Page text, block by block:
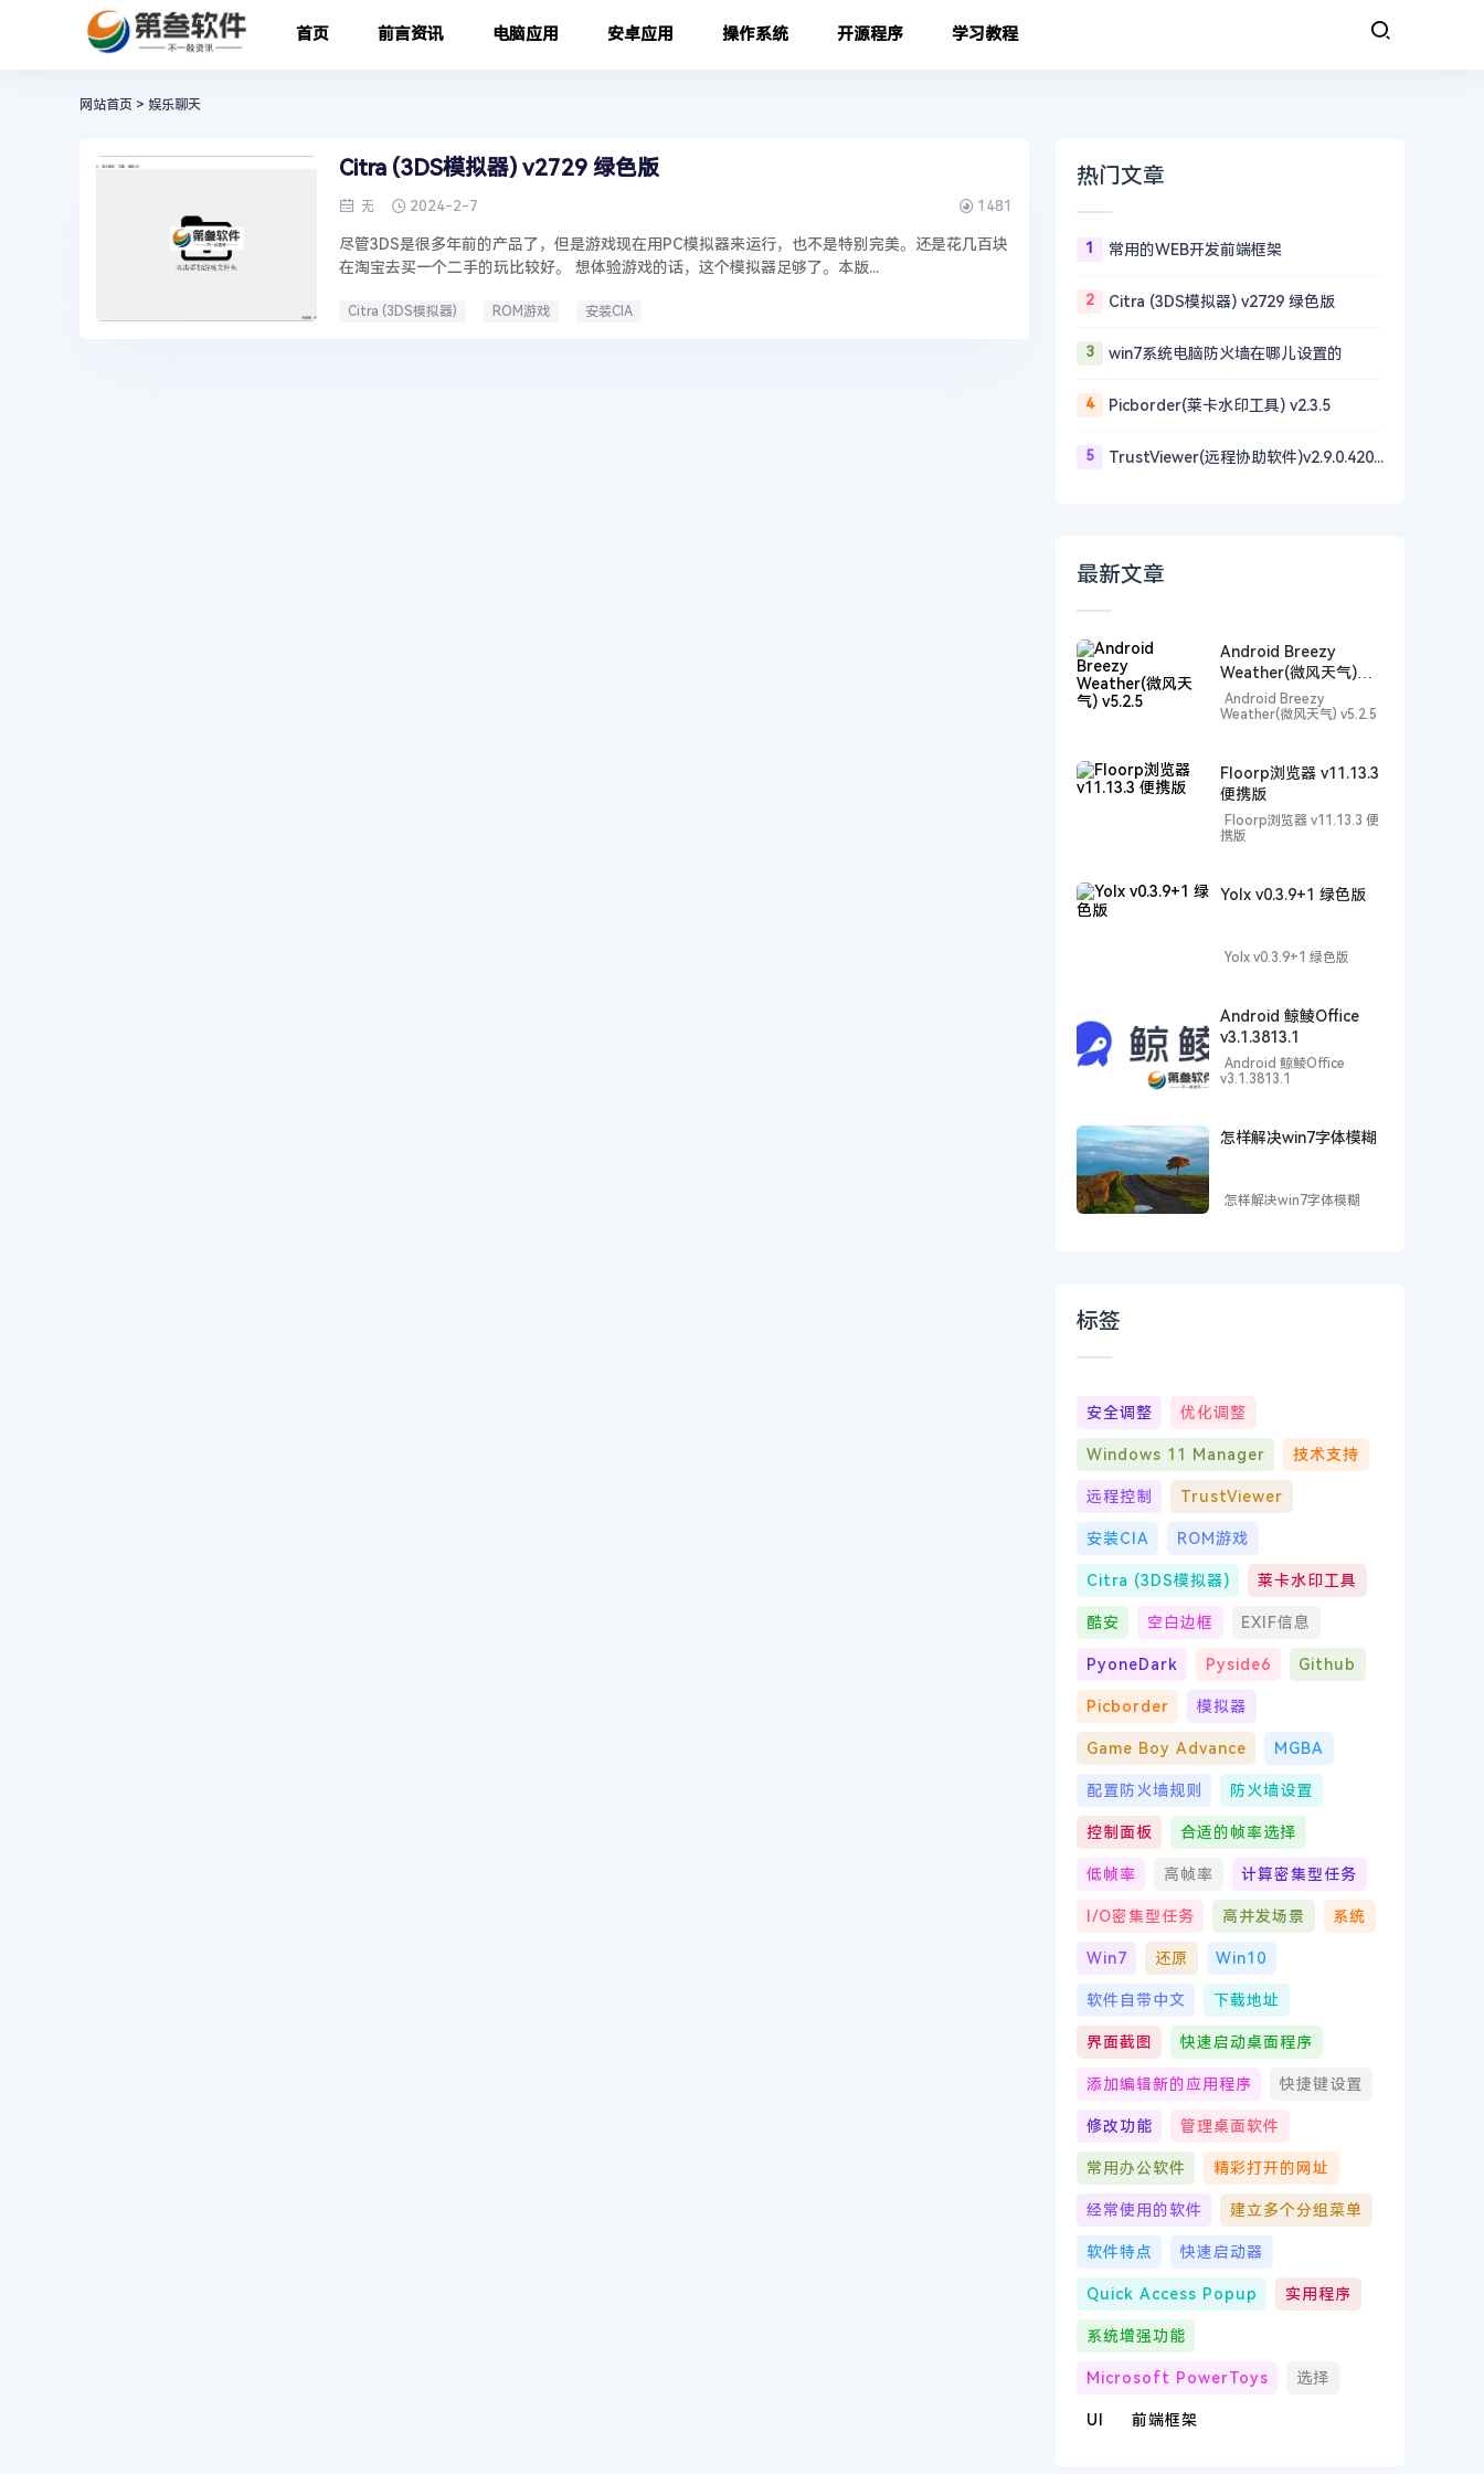
首页 前言资讯 电脑应用 安卓应用 操作系统 开源程序 学习教程
网站首页 > 娱乐聊天
Citra (3DS模拟器) v2729 绿色版
无 2024-2-7 1481
尽管3DS是很多年前的产品了，但是游戏现在用PC模拟器来运行，也不是特别完美。还是花几百块
在淘宝去买一个二手的玩比较好。 想体验游戏的话，这个模拟器足够了。本版...
Citra (3DS模拟器) ROM游戏 安装CIA
热门文章
1 常用的WEB开发前端框架
2 Citra (3DS模拟器) v2729 绿色版
3 win7系统电脑防火墙在哪儿设置的
4 Picborder(莱卡水印工具) v2.3.5
5 TrustViewer(远程协助软件)v2.9.0.4203 单文件版
最新文章
Android Breezy
Weather(微风天气)
v5.2.5
Android Breezy
Weather(微风天气) v5.2.5
Floorp浏览器 v11.13.3
便携版
Floorp浏览器 v11.13.3 便
携版
Yolx v0.3.9+1 绿色版
Yolx v0.3.9+1 绿色版
Android 鲸鲮Office
v3.1.3813.1
Android 鲸鲮Office
v3.1.3813.1
怎样解决win7字体模糊
怎样解决win7字体模糊
标签
安全调整 优化调整
Windows 11 Manager 技术支持
远程控制 TrustViewer
安装CIA ROM游戏
Citra (3DS模拟器) 莱卡水印工具
酷安 空白边框 EXIF信息
PyoneDark Pyside6 Github
Picborder 模拟器
Game Boy Advance MGBA
配置防火墙规则 防火墙设置
控制面板 合适的帧率选择
低帧率 高帧率 计算密集型任务
I/O密集型任务 高并发场景 系统
Win7 还原 Win10
软件自带中文 下载地址
界面截图 快速启动桌面程序
添加编辑新的应用程序 快捷键设置
修改功能 管理桌面软件
常用办公软件 精彩打开的网址
经常使用的软件 建立多个分组菜单
软件特点 快速启动器
Quick Access Popup 实用程序
系统增强功能
Microsoft PowerToys 选择
UI 前端框架